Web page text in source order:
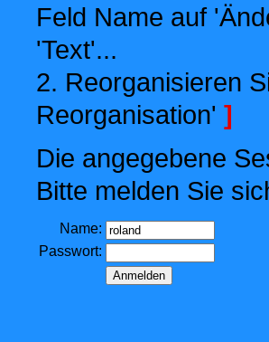
Feld Name auf
'Text'...
2. Reorganisieren
Reorganisation' ]
Die angegebene
Bitte melden Sie
Name:
Passwort: